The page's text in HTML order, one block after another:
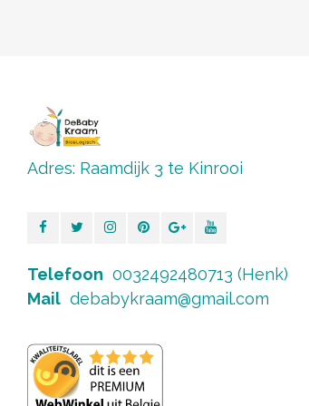
Adres: Raamdijk 3 te Kinrooi
Telefoon 0032492480713 (Henk)
Mail debabykraam@gmail.com